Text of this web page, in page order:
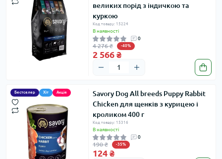
великих порід з індичкою та
куркою
Код товару: 15224
В наявності
0
4 276 ₴ -40%
2 566 ₴
Бестселер Хіт Акція
Savory Dog All breeds Puppy Rabbit
Chicken для щенків з курицею і
кроликом 400 г
Код товару: 15316
В наявності
0
190 ₴ -35%
124 ₴